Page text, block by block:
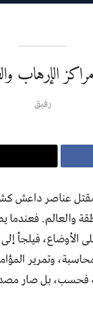
الإرهاب
رفیق
مقتل عناصر
والعالم. فعندما
الأوضاع،
وتمرير
بل صار مصدرَ